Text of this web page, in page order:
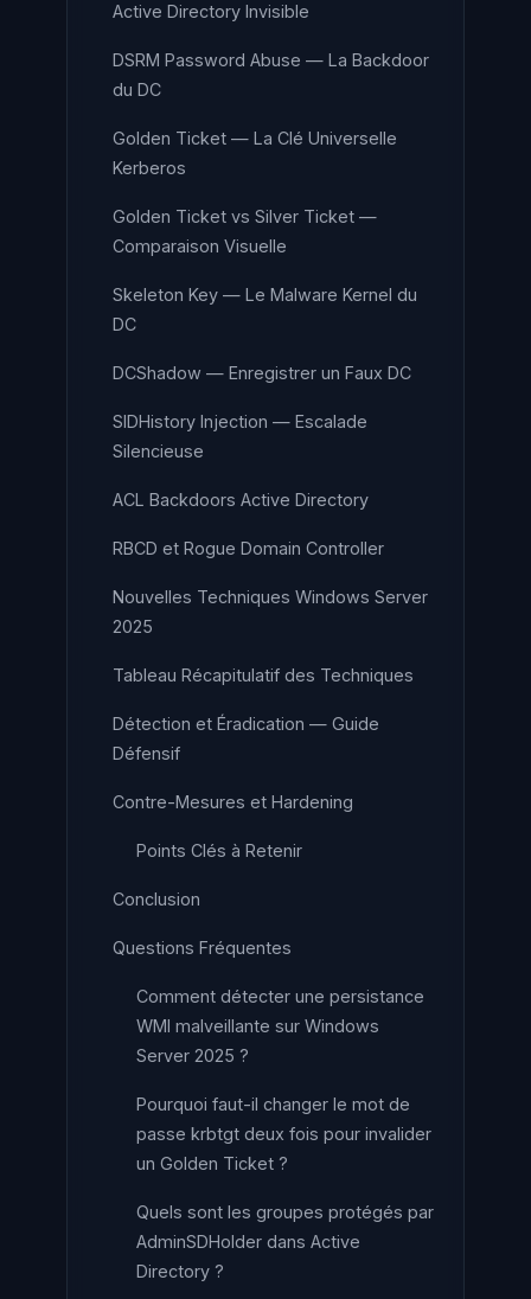
Active Directory Invisible
DSRM Password Abuse — La Backdoor
du DC
Golden Ticket — La Clé Universelle
Kerberos
Golden Ticket vs Silver Ticket —
Comparaison Visuelle
Skeleton Key — Le Malware Kernel du
DC
DCShadow — Enregistrer un Faux DC
SIDHistory Injection — Escalade
Silencieuse
ACL Backdoors Active Directory
RBCD et Rogue Domain Controller
Nouvelles Techniques Windows Server
2025
Tableau Récapitulatif des Techniques
Détection et Éradication — Guide
Défensif
Contre-Mesures et Hardening
Points Clés à Retenir
Conclusion
Questions Fréquentes
Comment détecter une persistance
WMI malveillante sur Windows
Server 2025 ?
Pourquoi faut-il changer le mot de
passe krbtgt deux fois pour invalider
un Golden Ticket ?
Quels sont les groupes protégés par
AdminSDHolder dans Active
Directory ?